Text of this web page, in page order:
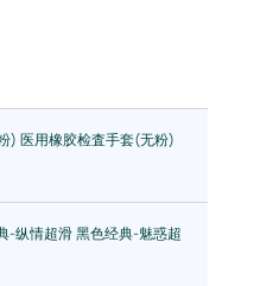
) 医用橡胶检査手套(无粉)
-纵情超滑黑色经典-魅惑超